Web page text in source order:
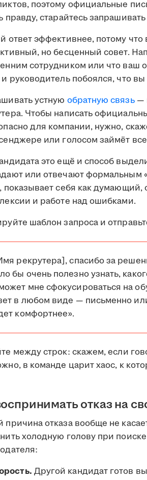
поэтому официальные
правду, старайтесь
ответ эффективнее, потому
но бесценный совет.
сотрудником или что
и руководитель побоялся, что вы
устную обратную связь—
Чтобы написать
для компании, нужно,
или голосом займёт
это ещё и способ
или отвечают формальным
показывает себя как
и работе над ошибками.
шаблон запроса и
рекрутера], спасибо за
бы очень полезно узнать,
мне сфокусироваться на
в любом виде — письменно
комфортнее».
между строк: скажем, если
в команде царит хаос, к
отказ на
причина отказа вообще не
холодную голову при
Другой кандидат готов